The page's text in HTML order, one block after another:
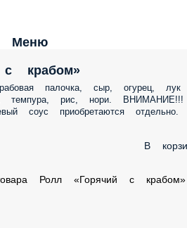
Меню
крабом»
палочка, сыр, огурец, лук
темпура, рис, нори. ВНИМАНИЕ!!!
соус приобретаются отдельно.
В
Ролл «Горячий с крабом»